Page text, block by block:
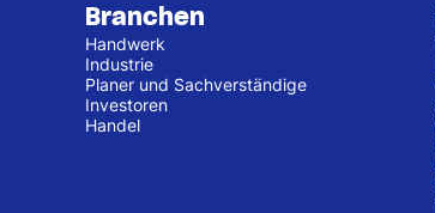
Branchen
Handwerk
Industrie
Planer und Sachverständige
Investoren
Handel